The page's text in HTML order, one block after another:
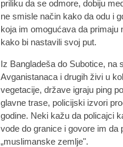
priliku da se odmore, dobiju
ne smisle način kako da odu i
koja im omogućava da primaju
kako bi nastavili svoj put.
Iz Bangladeša do Subotice, na
Avganistanaca i drugih živi u
vegetacije, države igraju ping
glavne trase, policijski izvori
godine. Neki kažu da policajci
vode do granice i govore im
„muslimanske zemlje".